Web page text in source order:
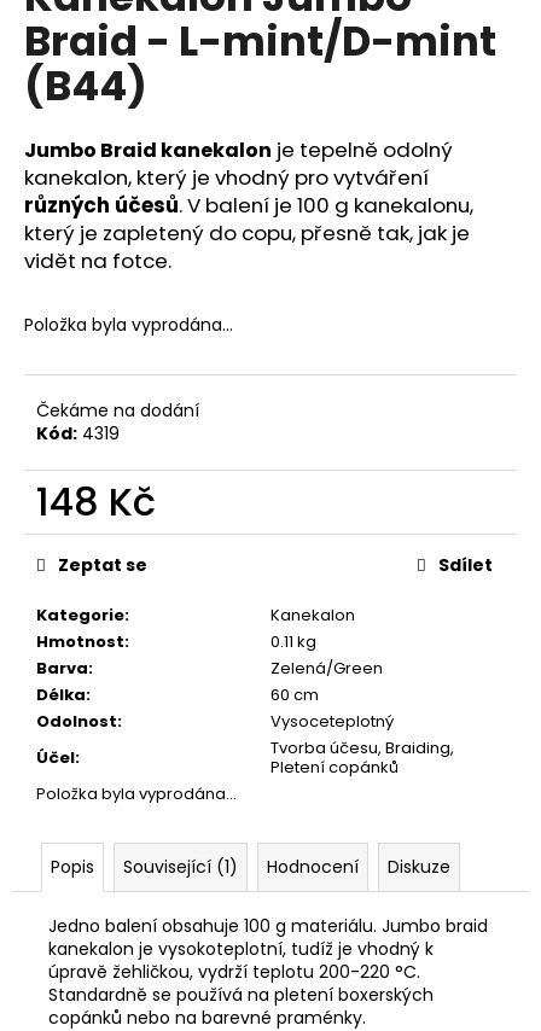
0,0
5
hvězdiček.
Braid - L-mint/D-mint
(B44)
Jumbo Braid kanekalon je tepelně odolný
kanekalon, který je vhodný pro vytváření
různých účesů. V balení je 100 g kanekalonu,
který je zapletený do copu, přesně tak, jak je
vidět na fotce.
Položka byla vyprodána…
Čekáme na dodání
Kód: 4319
148 Kč
Měrná
cena:
Kategorie:
Kanekalon
Hmotnost:
0.11 kg
Barva:
Zelená/Green
Délka:
60 cm
Odolnost:
Vysoceteplotný
Účel:
Tvorba účesu, Braiding,
Pletení copánků
Položka byla vyprodána…
Zeptat se Sdílet
Popis Související (1) Hodnocení Diskuze
Jedno balení obsahuje 100 g materiálu. Jumbo braid
kanekalon je vysokoteplotní, tudíž je vhodný k
úpravě žehličkou, vydrží teplotu 200-220 °C.
Standardně se používá na pletení boxerských
copánků nebo na barevné praménky.
a
j
í
?
D
o
p
o
č
u
e
m
e